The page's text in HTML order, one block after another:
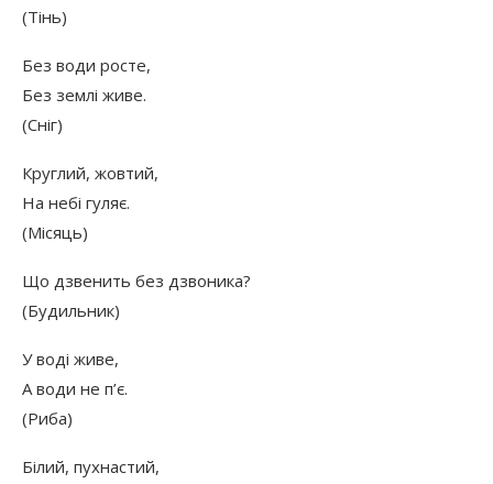
(Тінь)
Без води росте,
Без землі живе.
(Сніг)
Круглий, жовтий,
На небі гуляє.
(Місяць)
Що дзвенить без дзвоника?
(Будильник)
У воді живе,
А води не п’є.
(Риба)
Білий, пухнастий,